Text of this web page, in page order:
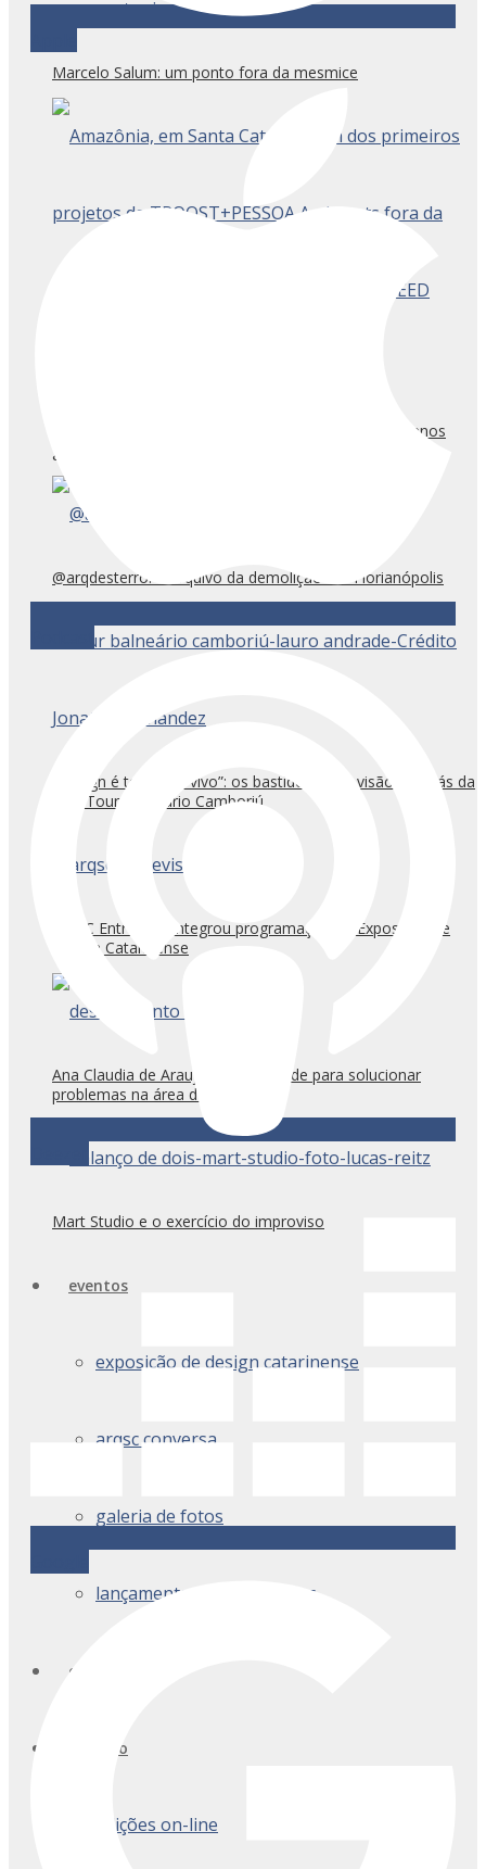
Marcelo Salum: um ponto fora da mesmice
Troost + Pessoa Architects: por uma arquitetura menos
genérica
@arqdesterro: o arquivo da demolição em Florianópolis
“Design é território vivo”: os bastidores e a visão por trás da
DW! Tour Balneário Camboriú
ArqSC Entrevista integrou programação da Exposição de
Design Catarinense
Ana Claudia de Araujo e a habilidade para solucionar
problemas na área do design
Mart Studio e o exercício do improviso
eventos
exposição de design catarinense
arqsc conversa
galeria de fotos
lançamentos anuário arqsc
colaboradores
anuário
edições on-line